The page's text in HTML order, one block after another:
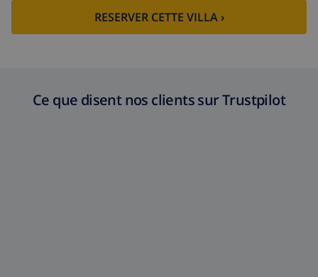
RESERVER CETTE VILLA ›
Ce que disent nos clients sur Trustpilot